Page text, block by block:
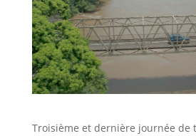
Troisième et dernière journée de